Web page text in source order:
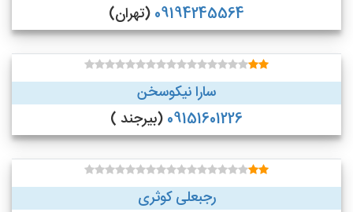
09194245564 (تهران)
سارا نیکوسخن
09151601226 (بیرجند )
رجبعلی کوثری